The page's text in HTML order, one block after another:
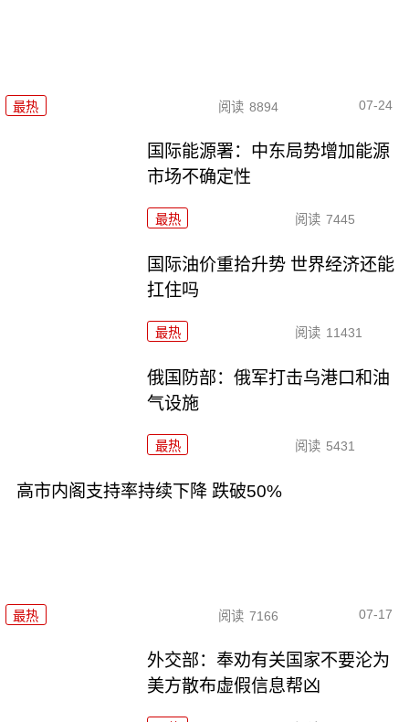
最热 阅读 8894 07-24
国际能源署：中东局势增加能源
市场不确定性
最热 阅读 7445
国际油价重拾升势 世界经济还能
扛住吗
最热 阅读 11431
俄国防部：俄军打击乌港口和油
气设施
最热 阅读 5431
高市内阁支持率持续下降 跌破50%
最热 阅读 7166 07-17
外交部：奉劝有关国家不要沦为
美方散布虚假信息帮凶